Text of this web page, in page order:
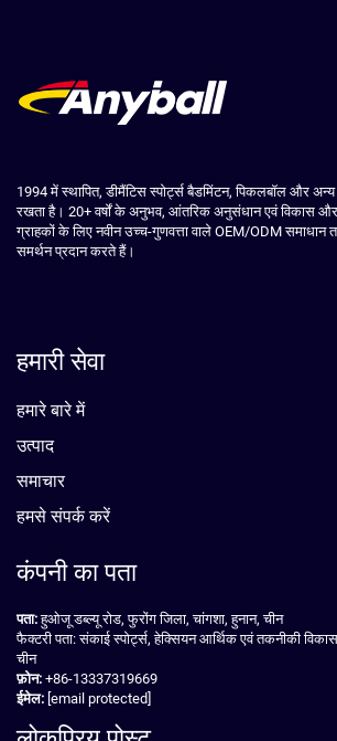
1994 में स्थापित, डीमैंटिस स्पोर्ट्स बैडमिंटन, पिकलबॉल और अन्य
रखता है। 20+ वर्षों के अनुभव, आंतरिक अनुसंधान एवं विकास
ग्राहकों के लिए नवीन उच्च-गुणवत्ता वाले OEM/ODM
समर्थन प्रदान करते हैं।
हमारी सेवा
हमारे बारे में
उत्पाद
समाचार
हमसे संपर्क करें
कंपनी का पता
पता:हुओजू डब्ल्यू रोड, फुरोंग जिला, चांगशा, हुनान, चीन
फैक्टरी पता: संकाई स्पोर्ट्स, हेक्सियन आर्थिक एवं तकनीकी
चीन
फ़ोन: +86-13337319669
ईमेल: [email protected]